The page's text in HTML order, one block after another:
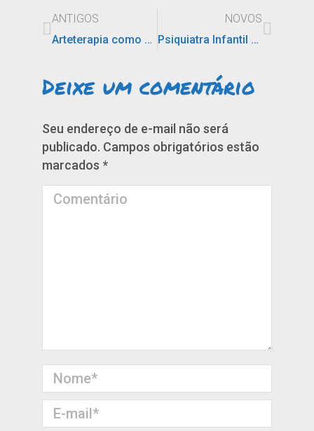
ANTIGOS
Arteterapia como forma de tratamento para o autismo
NOVOS
Psiquiatra Infantil online: como funciona o atendimento?
Deixe um comentário
Seu endereço de e-mail não será
publicado. Campos obrigatórios estão
marcados *
Comentário
Nome *
E-mail *